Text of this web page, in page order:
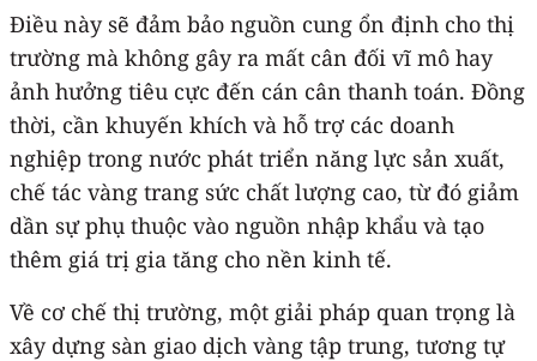
Điều này sẽ đảm bảo nguồn cung ổn định cho thị
trường mà không gây ra mất cân đối vĩ mô hay
ảnh hưởng tiêu cực đến cán cân thanh toán. Đồng
thời, cần khuyến khích và hỗ trợ các doanh
nghiệp trong nước phát triển năng lực sản xuất,
chế tác vàng trang sức chất lượng cao, từ đó giảm
dần sự phụ thuộc vào nguồn nhập khẩu và tạo
thêm giá trị gia tăng cho nền kinh tế.
Về cơ chế thị trường, một giải pháp quan trọng là
xây dựng sàn giao dịch vàng tập trung, tương tự